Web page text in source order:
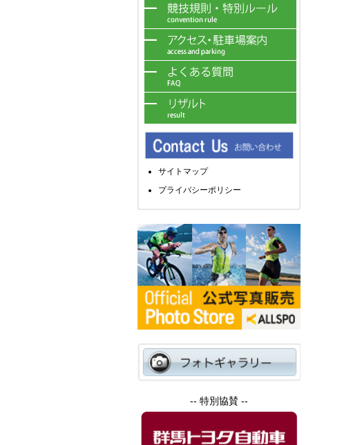
サイトマップ
プライバシーポリシー
-- 特別協賛 --